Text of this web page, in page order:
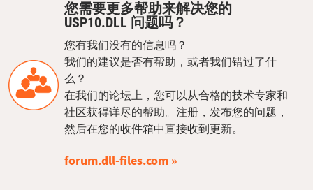
您需要更多帮助来解决您的
USP10.DLL 问题吗？
您有我们没有的信息吗？
我们的建议是否有帮助，或者我们错过了什
么？
在我们的论坛上，您可以从合格的技术专家和
社区获得详尽的帮助。注册，发布您的问题，
然后在您的收件箱中直接收到更新。
forum.dll-files.com